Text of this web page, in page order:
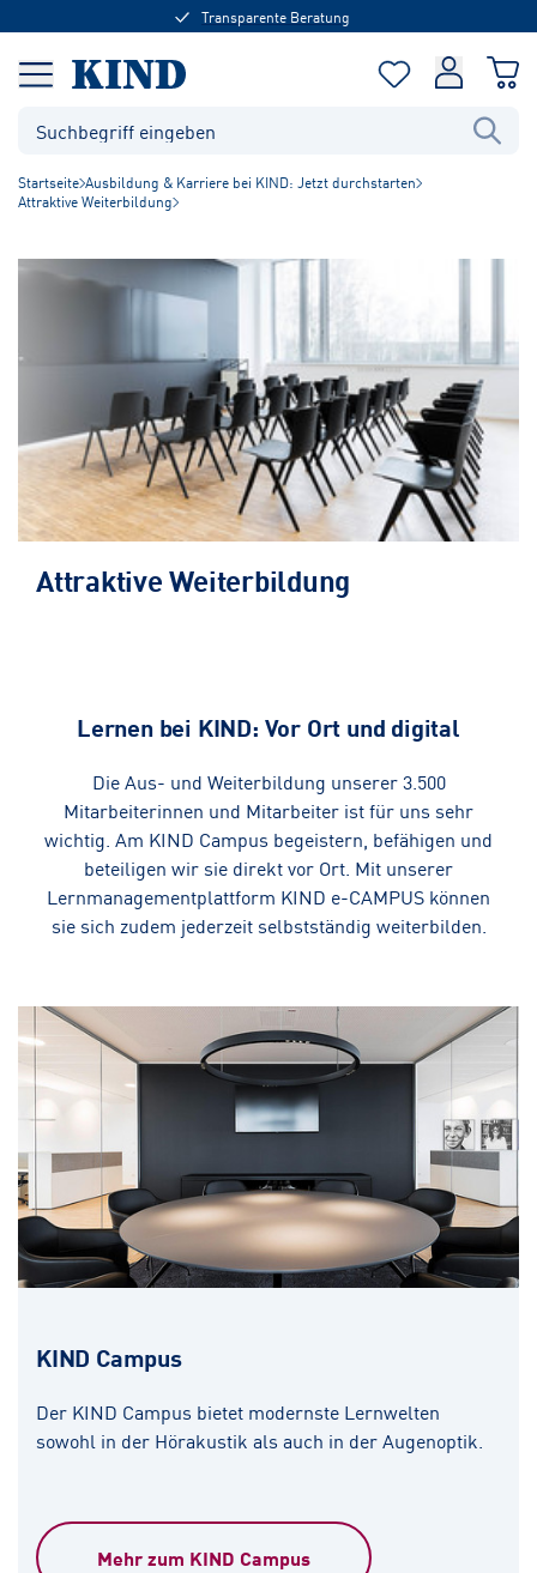
Transparente Beratung
Startseite Ausbildung & Karriere bei KIND: Jetzt durchstarten
Attraktive Weiterbildung
Attraktive Weiterbildung
Lernen bei KIND: Vor Ort und digital
Die Aus- und Weiterbildung unserer 3.500
Mitarbeiterinnen und Mitarbeiter ist für uns sehr
wichtig. Am KIND Campus begeistern, befähigen und
beteiligen wir sie direkt vor Ort. Mit unserer
Lernmanagementplattform KIND e-CAMPUS können
sie sich zudem jederzeit selbstständig weiterbilden.
KIND Campus
Der KIND Campus bietet modernste Lernwelten
sowohl in der Hörakustik als auch in der Augenoptik.
Mehr zum KIND Campus